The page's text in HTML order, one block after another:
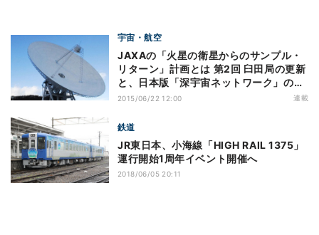
宇宙・航空
JAXAの「火星の衛星からのサンプル・
リターン」計画とは 第2回 臼田局の更新
と、日本版「深宇宙ネットワーク」の必
要性
2015/06/22 12:00 連載
鉄道
JR東日本、小海線「HIGH RAIL 1375」
運行開始1周年イベント開催へ
2018/06/05 20:11